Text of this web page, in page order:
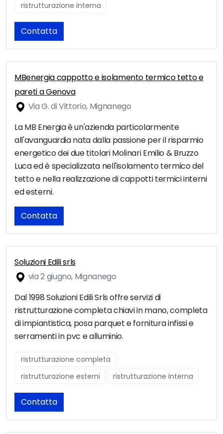
ristrutturazione interna
Contatta
MBenergia cappotto e isolamento termico tetto e
pareti a Genova
Via G. di Vittorio, Mignanego
La MB Energia è un'azienda particolarmente
all'avanguardia nata dalla passione per il risparmio
energetico dei due titolari Molinari Emilio & Bruzzo
Luca ed è specializzata nell'isolamento termico del
tetto e nella realizzazione di cappotti termici interni
ed esterni.
Contatta
Soluzioni Edili srls
via 2 giugno, Mignanego
Dal 1998 Soluzioni Edili Srls offre servizi di
ristrutturazione completa chiavi in mano, completa
di impiantistica, posa parquet e fornitura infissi e
serramenti in pvc e alluminio.
ristrutturazione completa
ristrutturazione esterni
ristrutturazione interna
Contatta